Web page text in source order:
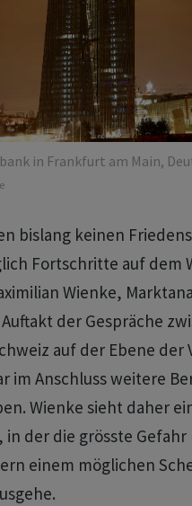
in Frankfurt am Main,
bislang keinen
Fortschritte auf dem
Wienke,
der Gespräche
auf der Ebene
im Anschluss weitere
Wienke sieht daher
in der die grösste
einem möglichen